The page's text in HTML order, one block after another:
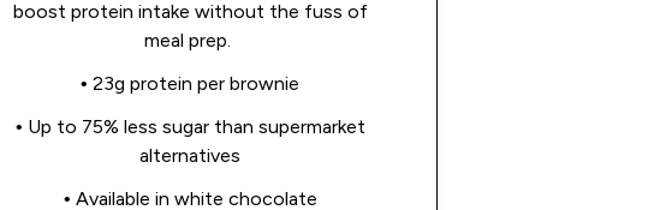
boost protein intake without the fuss of
meal prep.
• 23g protein per brownie
• Up to 75% less sugar than supermarket
alternatives
• Available in white chocolate